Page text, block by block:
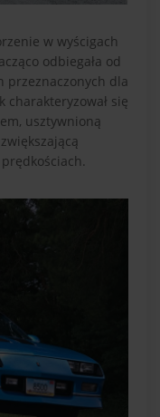
w wyścigach
odbiegała od
przeznaczonych dla
charakteryzował się
usztywnioną